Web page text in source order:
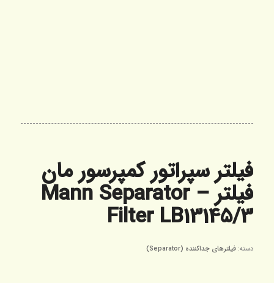
فیلتر سپراتور کمپرسور مان
فیلتر – Mann Separator
Filter LB13145/3
دسته: فیلترهای جداکننده (Separator)